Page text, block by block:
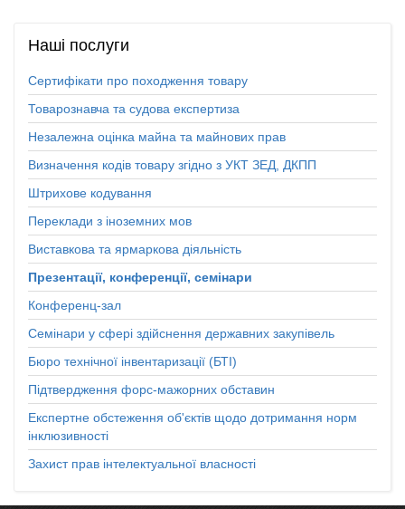
Наші послуги
Сертифікати про походження товару
Товарознавча та судова експертиза
Незалежна оцінка майна та майнових прав
Визначення кодів товару згідно з УКТ ЗЕД, ДКПП
Штрихове кодування
Переклади з іноземних мов
Виставкова та ярмаркова діяльність
Презентації, конференції, семінари
Конференц-зал
Семінари у сфері здійснення державних закупівель
Бюро технічної інвентаризації (БТІ)
Підтвердження форс-мажорних обставин
Експертне обстеження об'єктів щодо дотримання норм
інклюзивності
Захист прав інтелектуальної власності